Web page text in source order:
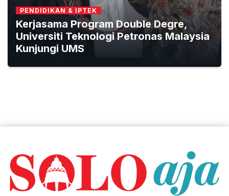
PENDIDIKAN & IPTEK
Kerjasama Program Double Degre,
Universiti Teknologi Petronas Malaysia
Kunjungi UMS